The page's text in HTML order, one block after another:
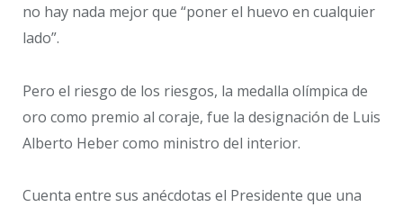
no hay nada mejor que “poner el huevo en cualquier
lado”.
Pero el riesgo de los riesgos, la medalla olímpica de
oro como premio al coraje, fue la designación de Luis
Alberto Heber como ministro del interior.
Cuenta entre sus anécdotas el Presidente que una